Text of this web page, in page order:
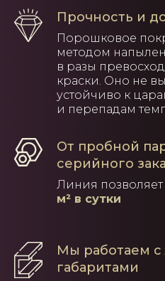
Прочность и
Порошковое
методом
в разы
краски. Оно не
устойчиво к
и перепадам
От пробной
серийного
Линия
м² в сутки
Мы работаем
габаритами